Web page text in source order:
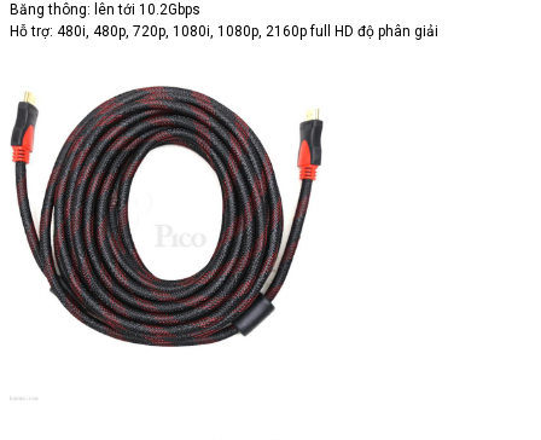
Băng thông: lên tới 10.2Gbps
Hỗ trợ: 480i, 480p, 720p, 1080i, 1080p, 2160p full HD độ phân giải